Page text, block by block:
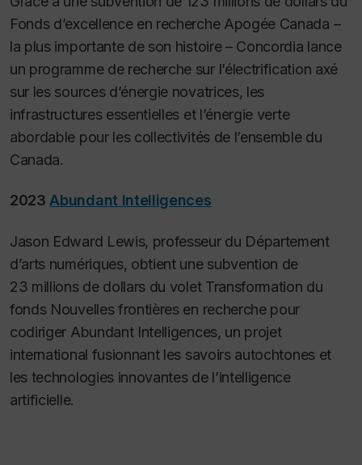
Fonds d’excellence en recherche Apogée Canada –
la plus importante de son histoire – Concordia lance
un programme de recherche sur l’électrification axé
sur les sources d’énergie novatrices, les
infrastructures essentielles et l’énergie verte
abordable pour les collectivités de l’ensemble du
Canada.
2023 Abundant Intelligences
Jason Edward Lewis, professeur du Département
d’arts numériques, obtient une subvention de
23 millions de dollars du volet Transformation du
fonds Nouvelles frontières en recherche pour
codiriger Abundant Intelligences, un projet
international fusionnant les savoirs autochtones et
les technologies innovantes de l’intelligence
artificielle.